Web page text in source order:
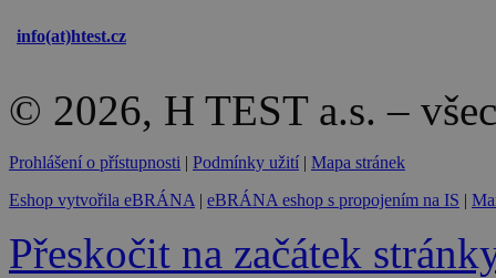
info(at)htest.cz
© 2026, H TEST a.s. –
Prohlášení o přístupnosti | Podmínky užití | Mapa stránek
Eshop vytvořila eBRÁNA | eBRÁNA eshop s propojením na IS |
Přeskočit na začátek